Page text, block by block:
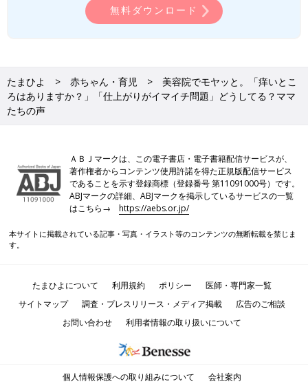
無料ダウンロード
たまひよ 赤ちゃん・育児
美容院でモヤッと。「痒いとこ
ろはありますか？」「仕上がりがイマイチ問題」どうしてる？ママ
たちの声
ＡＢＪマークは、この電子書店・電子書籍配信サービスが、
著作権者からコンテンツ使用許諾を得た正規版配信サービス
であることを示す登録商標（登録番号 第11091000号）です。
ABJマークの詳細、ABJマークを掲示しているサービスの一覧
はこちら→https://aebs.or.jp/
本サイトに掲載されている記事・写真・イラスト等のコンテンツの無断転載を禁じま
す。
たまひよについて 利用規約 ポリシー
医師・専門家一覧
サイトマップ
調査・プレスリリース・メディア掲載
広告のご相談
お問い合わせ
利用者情報の取り扱いについて
個人情報保護への取り組みについて 会社案内